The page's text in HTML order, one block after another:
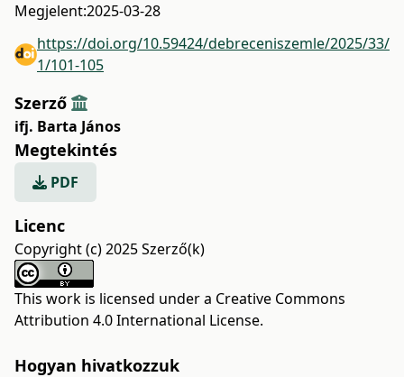
Megjelent:2025-03-28
https://doi.org/10.59424/debreceniszemle/2025/33/
1/101-105
Szerző
ifj. Barta János
Megtekintés
PDF
Licenc
Copyright (c) 2025 Szerző(k)
This work is licensed under a Creative Commons
Attribution 4.0 International License.
Hogyan hivatkozzuk